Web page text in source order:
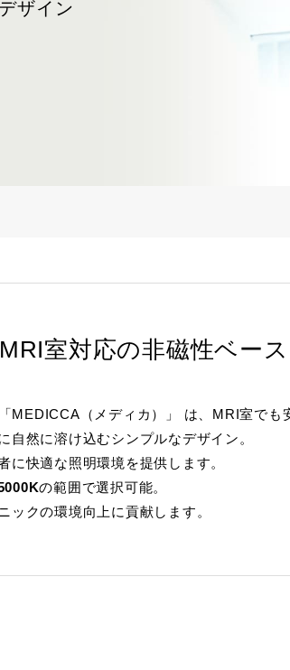
ザイン
室対応の非磁性ベー
MEDICCA（メディカ）」 は、MRI室でも
自然に溶け込むシンプルなデザイン。
快適な照明環境を提供します。
の範囲で選択可能。
ックの環境向上に貢献します。